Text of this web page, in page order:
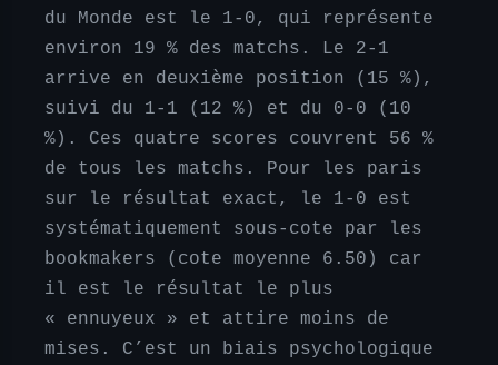
du Monde est le 1-0, qui représente
environ 19 % des matchs. Le 2-1
arrive en deuxième position (15 %),
suivi du 1-1 (12 %) et du 0-0 (10
%). Ces quatre scores couvrent 56 %
de tous les matchs. Pour les paris
sur le résultat exact, le 1-0 est
systématiquement sous-cote par les
bookmakers (cote moyenne 6.50) car
il est le résultat le plus
« ennuyeux » et attire moins de
mises. C’est un biais psychologique